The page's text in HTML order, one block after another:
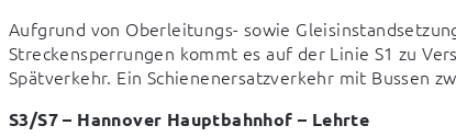
Aufgrund von Oberleitungs- sowie
Streckensperrungen kommt es auf der Linie S1 zu
Spätverkehr. Ein Schienenersatzverkehr mit Bussen
S3/S7 – Hannover Hauptbahnhof – Lehrte